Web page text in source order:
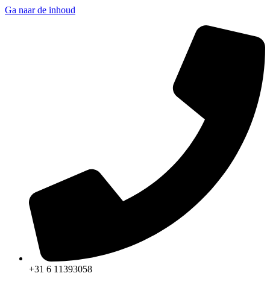
Ga naar de inhoud
+31 6 11393058